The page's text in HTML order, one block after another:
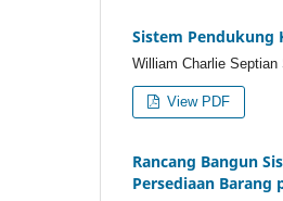
Sistem Pendukung
William Charlie
View PDF
Rancang Bangun
Persediaan Barang